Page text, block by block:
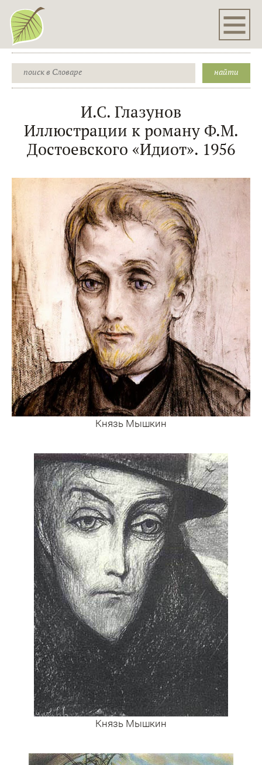
И.С. Глазунов
Иллюстрации к роману Ф.М.
Достоевского «Идиот». 1956
Князь Мышкин
Князь Мышкин